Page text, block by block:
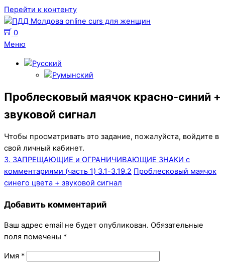
Перейти к контенту
0
Меню
Проблесковый маячок красно-синий +
звуковой сигнал
Чтобы просматривать это задание, пожалуйста, войдите в
свой личный кабинет.
3. ЗАПРЕЩАЮЩИЕ и ОГРАНИЧИВАЮЩИЕ ЗНАКИ с
комментариями (часть 1) 3.1-3.19.2 Проблесковый маячок
синего цвета + звуковой сигнал
Добавить комментарий
Ваш адрес email не будет опубликован. Обязательные
поля помечены *
Имя *